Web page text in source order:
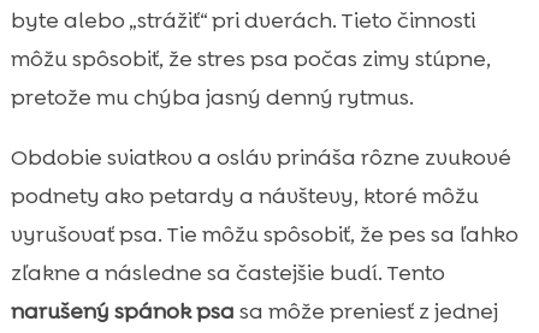
byte alebo „strážiť“ pri dverách. Tieto činnosti
môžu spôsobiť, že stres psa počas zimy stúpne,
pretože mu chýba jasný denný rytmus.
Obdobie sviatkov a osláv prináša rôzne zvukové
podnety ako petardy a návštevy, ktoré môžu
vyrušovať psa. Tie môžu spôsobiť, že pes sa ľahko
zľakne a následne sa častejšie budí. Tento
narušený spánok psa sa môže preniesť z jednej